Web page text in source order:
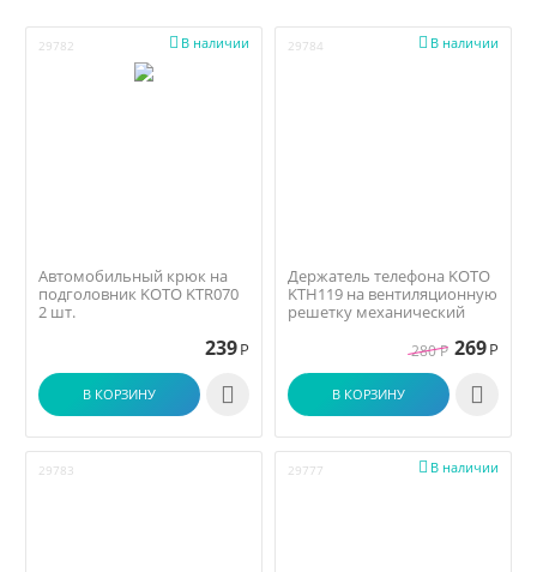
29782 В наличии

Автомобильный крюк на
подголовник KOTO KTR070
2 шт.
239 Р
В КОРЗИНУ 
29784 В наличии

Держатель телефона KOTO
KTH119 на вентиляционную
решетку механический
280Р 269 Р
В КОРЗИНУ 
29783 29777 В наличии
